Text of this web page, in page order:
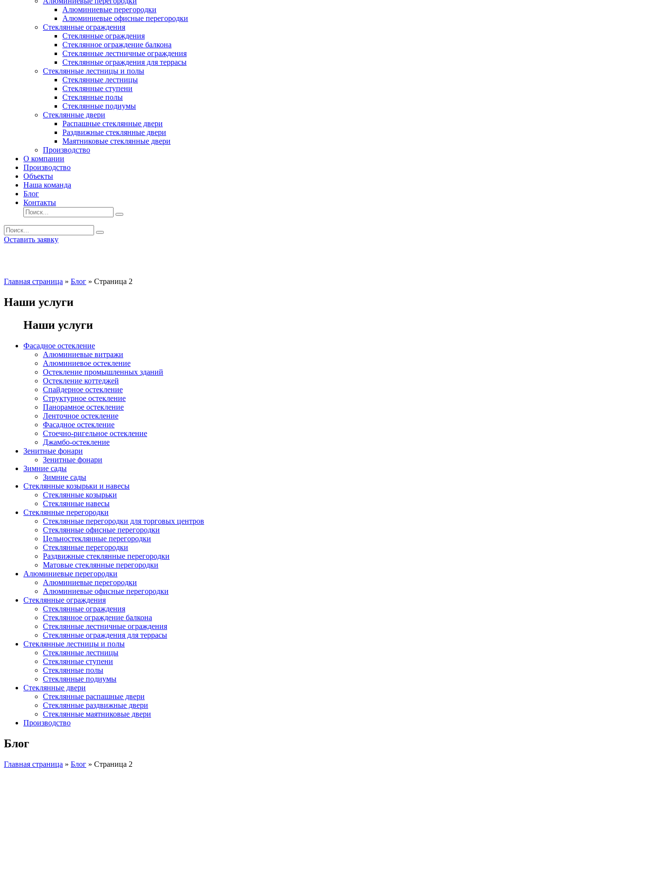
Алюминиевые перегородки
Алюминиевые офисные перегородки
Стеклянные ограждения
Стеклянные ограждения
Стеклянное ограждение балкона
Стеклянные лестничные ограждения
Стеклянные ограждения для террасы
Стеклянные лестницы и полы
Стеклянные лестницы
Стеклянные ступени
Стеклянные полы
Стеклянные подиумы
Стеклянные двери
Распашные стеклянные двери
Раздвижные стеклянные двери
Маятниковые стеклянные двери
Производство
О компании
Производство
Объекты
Наша команда
Блог
Контакты
Оставить заявку
Главная страница » Блог » Страница 2
Наши услуги
Наши услуги
Фасадное остекление
Алюминиевые витражи
Алюминиевое остекление
Остекление промышленных зданий
Остекление коттеджей
Спайдерное остекление
Структурное остекление
Панорамное остекление
Ленточное остекление
Фасадное остекление
Стоечно-ригельное остекление
Джамбо-остекление
Зенитные фонари
Зенитные фонари
Зимние сады
Зимние сады
Стеклянные козырьки и навесы
Стеклянные козырьки
Стеклянные навесы
Стеклянные перегородки
Стеклянные перегородки для торговых центров
Стеклянные офисные перегородки
Цельностеклянные перегородки
Cтеклянные перегородки
Раздвижные стеклянные перегородки
Матовые стеклянные перегородки
Алюминиевые перегородки
Алюминиевые перегородки
Алюминиевые офисные перегородки
Стеклянные ограждения
Стеклянные ограждения
Стеклянное ограждение балкона
Стеклянные лестничные ограждения
Стеклянные ограждения для террасы
Стеклянные лестницы и полы
Стеклянные лестницы
Стеклянные ступени
Стеклянные полы
Стеклянные подиумы
Стеклянные двери
Стеклянные распашные двери
Стеклянные раздвижные двери
Стеклянные маятниковые двери
Производство
Блог
Главная страница » Блог » Страница 2